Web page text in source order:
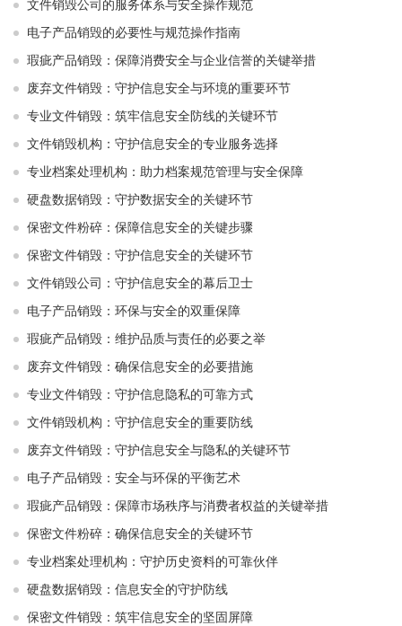
文件销毁公司的服务体系与安全操作规范
电子产品销毁的必要性与规范操作指南
瑕疵产品销毁：保障消费安全与企业信誉的关键举措
废弃文件销毁：守护信息安全与环境的重要环节
专业文件销毁：筑牢信息安全防线的关键环节
文件销毁机构：守护信息安全的专业服务选择
专业档案处理机构：助力档案规范管理与安全保障
硬盘数据销毁：守护数据安全的关键环节
保密文件粉碎：保障信息安全的关键步骤
保密文件销毁：守护信息安全的关键环节
文件销毁公司：守护信息安全的幕后卫士
电子产品销毁：环保与安全的双重保障
瑕疵产品销毁：维护品质与责任的必要之举
废弃文件销毁：确保信息安全的必要措施
专业文件销毁：守护信息隐私的可靠方式
文件销毁机构：守护信息安全的重要防线
废弃文件销毁：守护信息安全与隐私的关键环节
电子产品销毁：安全与环保的平衡艺术
瑕疵产品销毁：保障市场秩序与消费者权益的关键举措
保密文件粉碎：确保信息安全的关键环节
专业档案处理机构：守护历史资料的可靠伙伴
硬盘数据销毁：信息安全的守护防线
保密文件销毁：筑牢信息安全的坚固屏障